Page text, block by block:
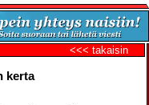
<<< takaisin
kerta